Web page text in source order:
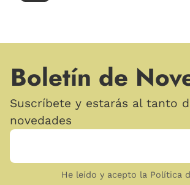
Boletín de
Suscríbete y estarás al tanto
novedades
He leído y acepto la Política